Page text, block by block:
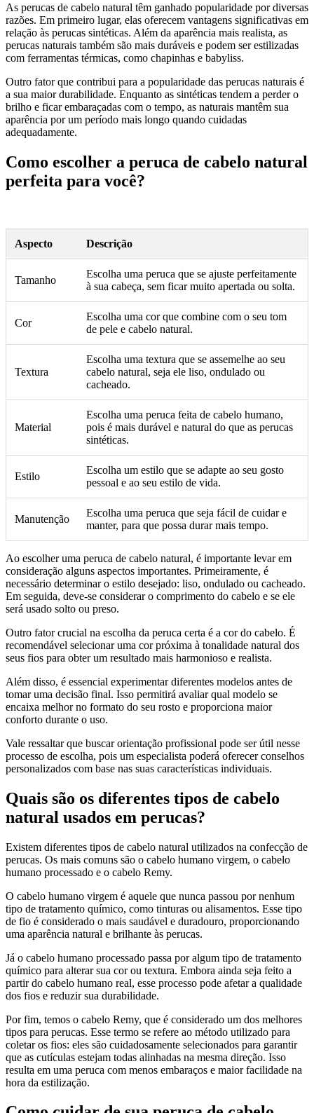
As perucas de cabelo natural têm ganhado popularidade por diversas
razões. Em primeiro lugar, elas oferecem vantagens significativas em
relação às perucas sintéticas. Além da aparência mais realista, as
perucas naturais também são mais duráveis e podem ser estilizadas
com ferramentas térmicas, como chapinhas e babyliss.
Outro fator que contribui para a popularidade das perucas naturais é
a sua maior durabilidade. Enquanto as sintéticas tendem a perder o
brilho e ficar embaraçadas com o tempo, as naturais mantêm sua
aparência por um período mais longo quando cuidadas
adequadamente.
Como escolher a peruca de cabelo natural
perfeita para você?
Aspecto Descrição
Tamanho
Escolha uma peruca que se ajuste perfeitamente
à sua cabeça, sem ficar muito apertada ou solta.
Cor
Escolha uma cor que combine com o seu tom
de pele e cabelo natural.
Textura
Escolha uma textura que se assemelhe ao seu
cabelo natural, seja ele liso, ondulado ou
cacheado.
Material
Escolha uma peruca feita de cabelo humano,
pois é mais durável e natural do que as perucas
sintéticas.
Estilo
Escolha um estilo que se adapte ao seu gosto
pessoal e ao seu estilo de vida.
Manutenção
Escolha uma peruca que seja fácil de cuidar e
manter, para que possa durar mais tempo.
Ao escolher uma peruca de cabelo natural, é importante levar em
consideração alguns aspectos importantes. Primeiramente, é
necessário determinar o estilo desejado: liso, ondulado ou cacheado.
Em seguida, deve-se considerar o comprimento do cabelo e se ele
será usado solto ou preso.
Outro fator crucial na escolha da peruca certa é a cor do cabelo. É
recomendável selecionar uma cor próxima à tonalidade natural dos
seus fios para obter um resultado mais harmonioso e realista.
Além disso, é essencial experimentar diferentes modelos antes de
tomar uma decisão final. Isso permitirá avaliar qual modelo se
encaixa melhor no formato do seu rosto e proporciona maior
conforto durante o uso.
Vale ressaltar que buscar orientação profissional pode ser útil nesse
processo de escolha, pois um especialista poderá oferecer conselhos
personalizados com base nas suas características individuais.
Quais são os diferentes tipos de cabelo
natural usados em perucas?
Existem diferentes tipos de cabelo natural utilizados na confecção de
perucas. Os mais comuns são o cabelo humano virgem, o cabelo
humano processado e o cabelo Remy.
O cabelo humano virgem é aquele que nunca passou por nenhum
tipo de tratamento químico, como tinturas ou alisamentos. Esse tipo
de fio é considerado o mais saudável e duradouro, proporcionando
uma aparência natural e brilhante às perucas.
Já o cabelo humano processado passa por algum tipo de tratamento
químico para alterar sua cor ou textura. Embora ainda seja feito a
partir do cabelo humano real, esse processo pode afetar a qualidade
dos fios e reduzir sua durabilidade.
Por fim, temos o cabelo Remy, que é considerado um dos melhores
tipos para perucas. Esse termo se refere ao método utilizado para
coletar os fios: eles são cuidadosamente selecionados para garantir
que as cutículas estejam todas alinhadas na mesma direção. Isso
resulta em uma peruca com menos embaraços e maior facilidade na
hora da estilização.